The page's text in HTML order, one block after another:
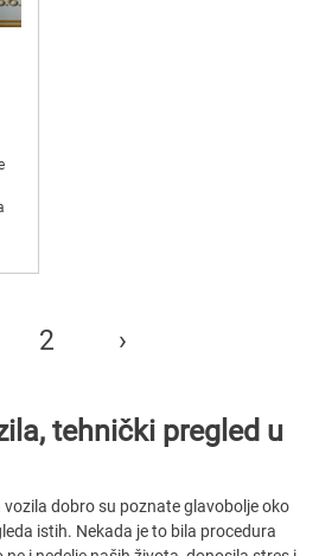
2 ›
tehnički pregled u
dobro su poznate glavobolje oko
istih. Nekada je to bila procedura